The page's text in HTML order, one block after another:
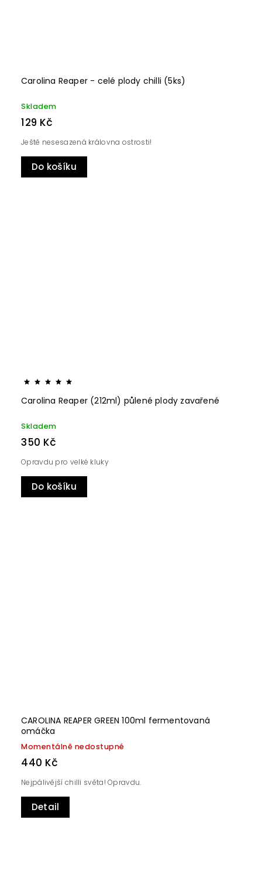
Carolina Reaper - celé plody chilli (5ks)
Skladem
129 Kč
Do košíku
Ještě nesesazená královna ostrosti!
Carolina Reaper (212ml) půlené plody zavařené
Skladem
350 Kč
Do košíku
Opravdu pro velké kluky
CAROLINA REAPER GREEN 100ml fermentovaná
omáčka
Momentálně nedostupné
440 Kč
Detail
Nejpálivější chilli světa! Opravdu.